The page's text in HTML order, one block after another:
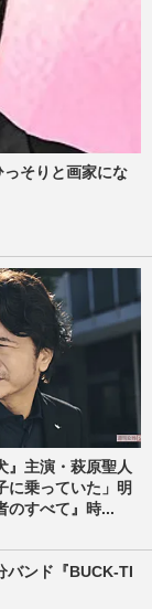
っそりと画家にな
』主演・萩原聖人
に乗っていた」明
のすべて』時...
バンド『BUCK-TI